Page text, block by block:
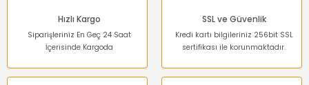
Sepete Ekle
%25
Hızlı Kargo
Siparişleriniz En Geç 24 Saat
İçerisinde Kargoda
SSL ve Güvenlik
Kredi kartı bilgileriniz 256bit SSL
sertifikası ile korunmaktadır.